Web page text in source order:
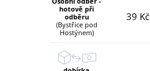
hotově při
odběru
(Bystřice pod
Hostýnem)
39 Kč